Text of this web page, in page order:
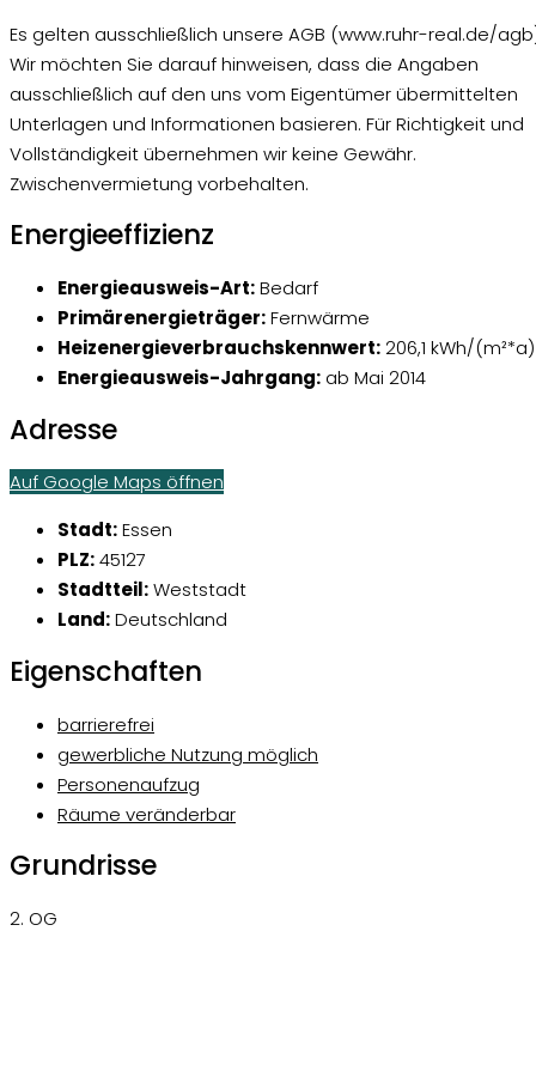
Es gelten ausschließlich unsere AGB (www.ruhr-real.de/
Wir möchten Sie darauf hinweisen, dass die Angaben
ausschließlich auf den uns vom Eigentümer übermittelten
Unterlagen und Informationen basieren. Für Richtigkeit und
Vollständigkeit übernehmen wir keine Gewähr.
Zwischenvermietung vorbehalten.
Energieeffizienz
Energieausweis-Art:Bedarf
Primärenergieträger:Fernwärme
Heizenergieverbrauchskennwert:206,1 kWh/(m²*a)
Energieausweis-Jahrgang: ab Mai 2014
Adresse
Auf Google Maps öffnen
Stadt:Essen
PLZ:45127
Stadtteil:Weststadt
Land:Deutschland
Eigenschaften
barrierefrei
gewerbliche Nutzung möglich
Personenaufzug
Räume veränderbar
Grundrisse
2. OG